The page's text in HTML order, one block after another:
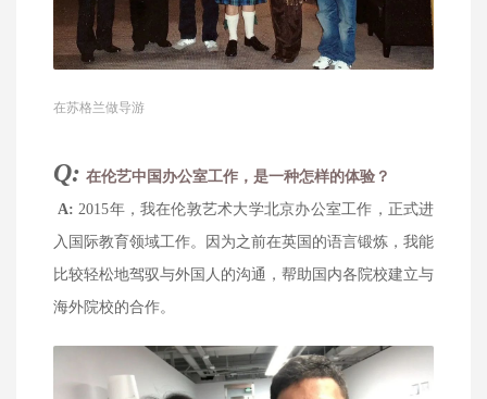
在苏格兰做导游
Q: 在伦艺中国办公室工作，是一种怎样的体验？
A:2015年， 我在伦敦艺术大学北京办公室工作，正式进
入国际教育领域工作。因为之前在英国的语言锻炼，我能
比较轻松地驾驭与外国人的沟通，帮助国内各院校建立与
海外院校的合作。